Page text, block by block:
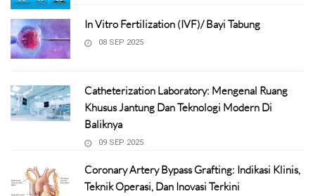
In Vitro Fertilization (IVF)/ Bayi Tabung
08 SEP 2025
Catheterization Laboratory: Mengenal Ruang
Khusus Jantung Dan Teknologi Modern Di
Baliknya
09 SEP 2025
Coronary Artery Bypass Grafting: Indikasi Klinis,
Teknik Operasi, Dan Inovasi Terkini